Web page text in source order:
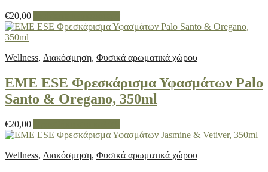
€20,00
Wellness, Διακόσμηση, Φυσικά αρωματικά χώρου
EME ESE Φρεσκάρισμα Υφασμάτων Palo
Santo & Oregano, 350ml
€20,00
Wellness, Διακόσμηση, Φυσικά αρωματικά χώρου